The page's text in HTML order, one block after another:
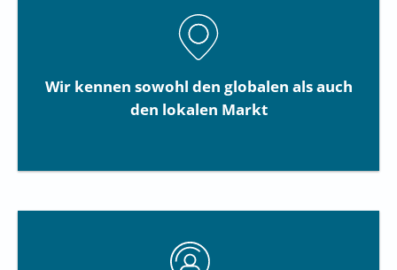
Wir kennen sowohl den globalen als auch
den lokalen Markt